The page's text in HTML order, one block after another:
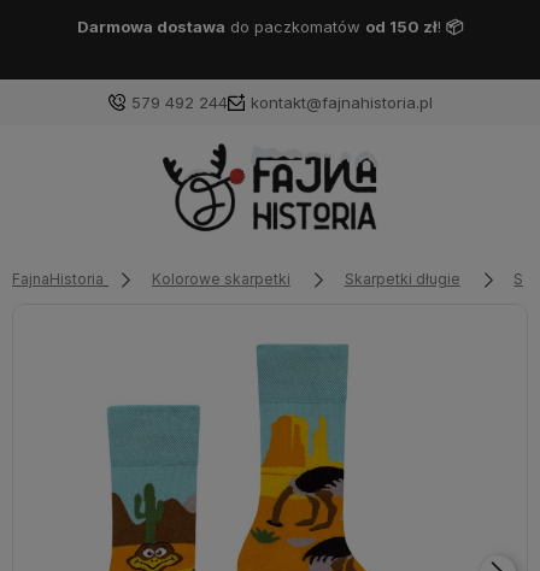
Darmowa dostawaDPD Pickupod 150 zł! 📦
579 492 244 kontakt@fajnahistoria.pl
FajnaHistoria Kolorowe skarpetki Skarpetki długie